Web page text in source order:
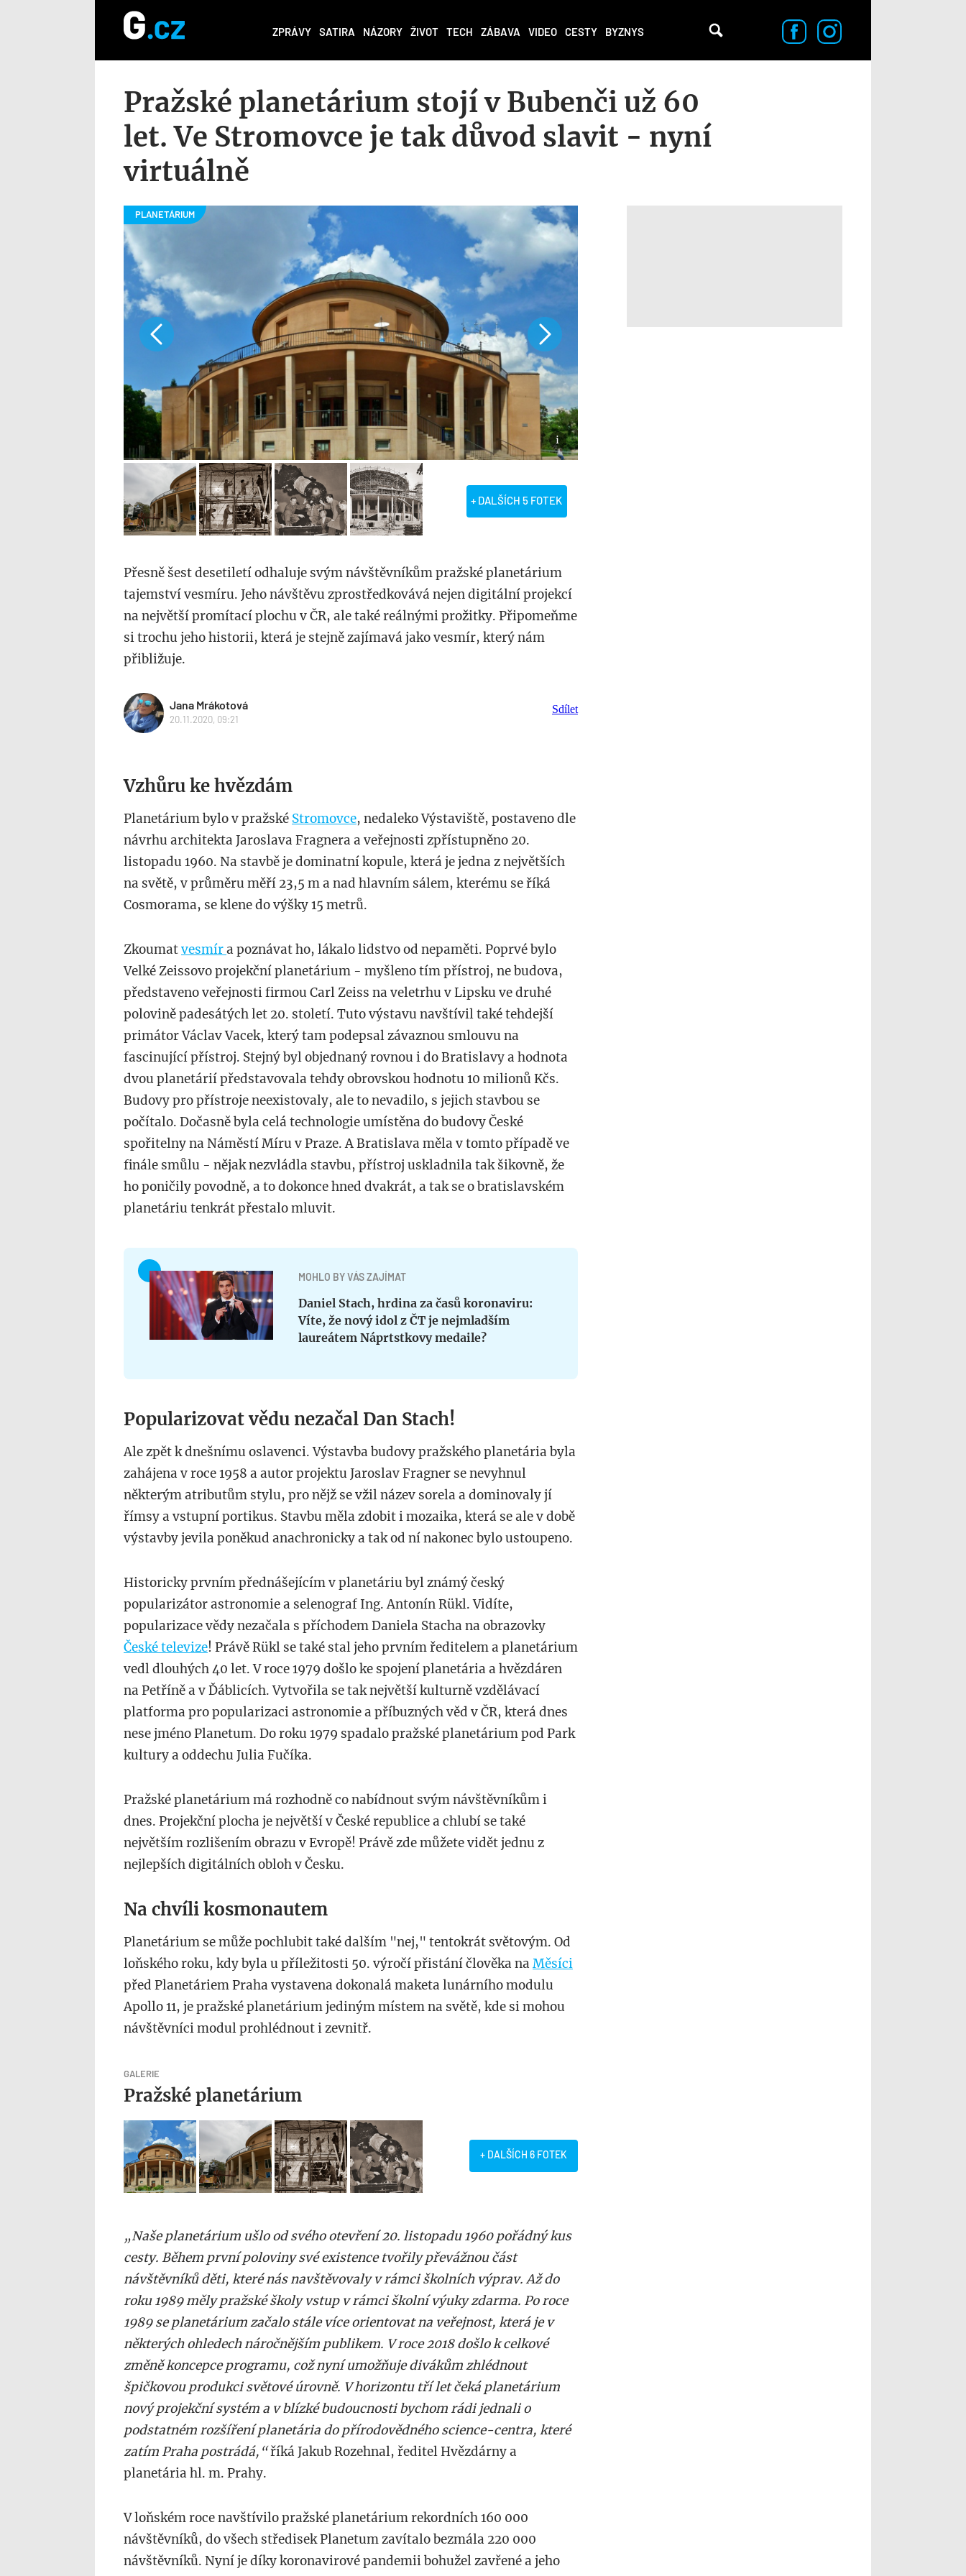
ZPRÁVY SATIRA NÁZORY ŽIVOT TECH ZÁBAVA VIDEO CESTY BYZNYS
Pražské planetárium stojí v Bubenči už 60
let. Ve Stromovce je tak důvod slavit - nyní
virtuálně
+ DALŠÍCH 5 FOTEK
Přesně šest desetiletí odhaluje svým návštěvníkům pražské planetárium
tajemství vesmíru. Jeho návštěvu zprostředkovává nejen digitální projekcí
na největší promítací plochu v ČR, ale také reálnými prožitky. Připomeňme
si trochu jeho historii, která je stejně zajímavá jako vesmír, který nám
přibližuje.
Jana Mrákotová
20.11.2020, 09:21
Sdílet
Vzhůru ke hvězdám
Planetárium bylo v pražské Stromovce, nedaleko Výstaviště, postaveno dle
návrhu architekta Jaroslava Fragnera a veřejnosti zpřístupněno 20.
listopadu 1960. Na stavbě je dominatní kopule, která je jedna z největších
na světě, v průměru měří 23,5 m a nad hlavním sálem, kterému se říká
Cosmorama, se klene do výšky 15 metrů.
Zkoumatvesmíra poznávat ho, lákalo lidstvo od nepaměti. Poprvé bylo
Velké Zeissovo projekční planetárium - myšleno tím přístroj, ne budova,
představeno veřejnosti firmou Carl Zeiss na veletrhu v Lipsku ve druhé
polovině padesátých let 20. století. Tuto výstavu navštívil také tehdejší
primátor Václav Vacek, který tam podepsal závaznou smlouvu na
fascinující přístroj. Stejný byl objednaný rovnou i do Bratislavy a hodnota
dvou planetárií představovala tehdy obrovskou hodnotu 10 milionů Kčs.
Budovy pro přístroje neexistovaly, ale to nevadilo, s jejich stavbou se
počítalo. Dočasně byla celá technologie umístěna do budovy České
spořitelny na Náměstí Míru v Praze. A Bratislava měla v tomto případě ve
finále smůlu - nějak nezvládla stavbu, přístroj uskladnila tak šikovně, že
ho poničily povodně, a to dokonce hned dvakrát, a tak se o bratislavském
planetáriu tenkrát přestalo mluvit.
MOHLO BY VÁS ZAJÍMAT
Daniel Stach, hrdina za časů koronaviru:
Víte, že nový idol z ČT je nejmladším
laureátem Náprtstkovy medaile?
Popularizovat vědu nezačal Dan Stach!
Ale zpět k dnešnímu oslavenci. Výstavba budovy pražského planetária byla
zahájena v roce 1958 a autor projektu Jaroslav Fragner se nevyhnul
některým atributům stylu, pro nějž se vžil název sorela a dominovaly jí
římsy a vstupní portikus. Stavbu měla zdobit i mozaika, která se ale v době
výstavby jevila poněkud anachronicky a tak od ní nakonec bylo ustoupeno.
Historicky prvním přednášejícím v planetáriu byl známý český
popularizátor astronomie a selenograf Ing. Antonín Rükl. Vidíte,
popularizace vědy nezačala s příchodem Daniela Stacha na obrazovky
České televize! Právě Rükl se také stal jeho prvním ředitelem a planetárium
vedl dlouhých 40 let. V roce 1979 došlo ke spojení planetária a hvězdáren
na Petříně a v Ďáblicích. Vytvořila se tak největší kulturně vzdělávací
platforma pro popularizaci astronomie a příbuzných věd v ČR, která dnes
nese jméno Planetum. Do roku 1979 spadalo pražské planetárium pod Park
kultury a oddechu Julia Fučíka.
Pražské planetárium má rozhodně co nabídnout svým návštěvníkům i
dnes. Projekční plocha je největší v České republice a chlubí se také
největším rozlišením obrazu v Evropě! Právě zde můžete vidět jednu z
nejlepších digitálních obloh v Česku.
Na chvíli kosmonautem
Planetárium se může pochlubit také dalším "nej," tentokrát světovým. Od
loňského roku, kdy byla u příležitosti 50. výročí přistání člověka na Měsíci
před Planetáriem Praha vystavena dokonalá maketa lunárního modulu
Apollo 11, je pražské planetárium jediným místem na světě, kde si mohou
návštěvníci modul prohlédnout i zevnitř.
GALERIE
Pražské planetárium
+ DALŠÍCH 6 FOTEK
„Naše planetárium ušlo od svého otevření 20. listopadu 1960 pořádný kus
cesty. Během první poloviny své existence tvořily převážnou část
návštěvníků děti, které nás navštěvovaly v rámci školních výprav. Až do
roku 1989 měly pražské školy vstup v rámci školní výuky zdarma. Po roce
1989 se planetárium začalo stále více orientovat na veřejnost, která je v
některých ohledech náročnějším publikem. V roce 2018 došlo k celkové
změně koncepce programu, což nyní umožňuje divákům zhlédnout
špičkovou produkci světové úrovně. V horizontu tří let čeká planetárium
nový projekční systém a v blízké budoucnosti bychom rádi jednali o
podstatném rozšíření planetária do přírodovědného science-centra, které
zatím Praha postrádá,“říká Jakub Rozehnal, ředitel Hvězdárny a
planetária hl. m. Prahy.
V loňském roce navštívilo pražské planetárium rekordních 160 000
návštěvníků, do všech středisek Planetum zavítalo bezmála 220 000
návštěvníků. Nyní je díky koronavirové pandemii bohužel zavřené a jeho